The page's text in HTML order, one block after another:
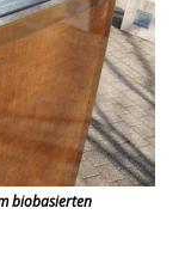
biobasierten